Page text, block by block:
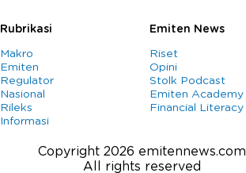
Rubrikasi
Makro
Emiten
Regulator
Nasional
Rileks
Informasi
Emiten News
Riset
Opini
Stolk Podcast
Emiten Academy
Financial Literacy
Copyright 2026 emitennews.com
All rights reserved